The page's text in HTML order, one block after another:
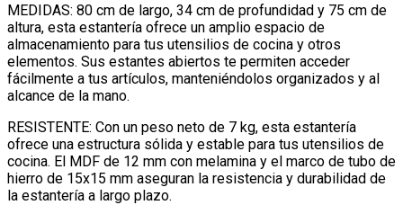
MEDIDAS: 80 cm de largo, 34 cm de profundidad y 75 cm de
altura, esta estantería ofrece un amplio espacio de
almacenamiento para tus utensilios de cocina y otros
elementos. Sus estantes abiertos te permiten acceder
fácilmente a tus artículos, manteniéndolos organizados y al
alcance de la mano.
RESISTENTE: Con un peso neto de 7 kg, esta estantería
ofrece una estructura sólida y estable para tus utensilios de
cocina. El MDF de 12 mm con melamina y el marco de tubo de
hierro de 15x15 mm aseguran la resistencia y durabilidad de
la estantería a largo plazo.